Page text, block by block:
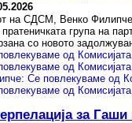
на СДСМ, Венко
група на
со новото
за